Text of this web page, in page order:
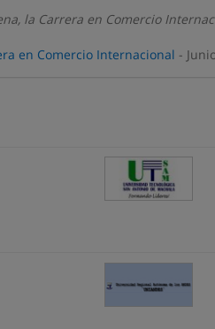
la Carrera en Comercio
en Comercio Internacional -